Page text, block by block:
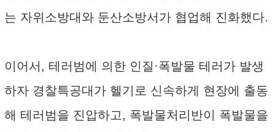
는 자위소방대와 둔산소방서가 협업해 진화했다.
이어서, 테러범에 의한 인질·폭발물 테러가 발생
하자 경찰특공대가 헬기로 신속하게 현장에 출동
해 테러범을 진압하고, 폭발물처리반이 폭발물을